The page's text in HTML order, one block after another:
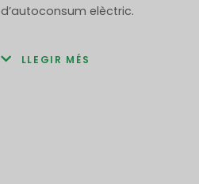
d’autoconsum elèctric.
LLEGIR MÉS